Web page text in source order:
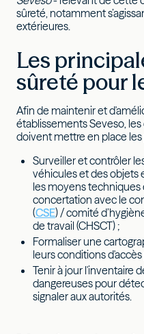
sûreté, notamment
extérieures.
Les
sûreté pour
Afin de maintenir et
établissements Seveso,
doivent mettre en place
Surveiller et contrôler
véhicules et des objets
les moyens
concertation avec le
(CSE) / comité
de travail (CHSCT) ;
Formaliser une
leurs conditions
Tenir à jour l'inventaire
dangereuses pour
signaler aux autorités.